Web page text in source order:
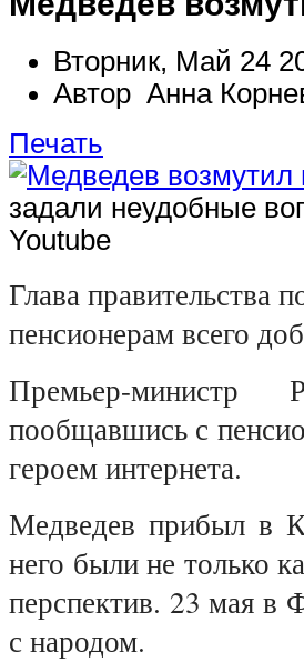
Вторник, Май 24
Автор Анна
Печать
задали неудобные
Youtube
Глава правительства
пенсионерам всего
Премьер-министр
пообщавшись с
героем интернета.
Медведев прибыл в
него были не только
перспектив. 23 мая в
с народом.